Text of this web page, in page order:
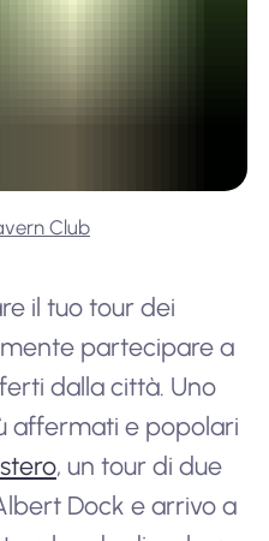
Club
il tuo tour dei
partecipare a
dalla città. Uno
affermati e popolari
, un tour di due
Dock e arrivo a